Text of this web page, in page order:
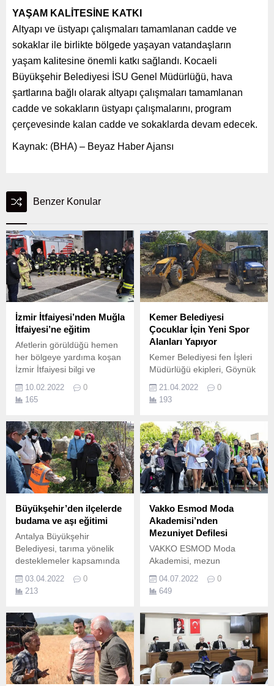
YAŞAM KALİTESİNE KATKI
Altyapı ve üstyapı çalışmaları tamamlanan cadde ve
sokaklar ile birlikte bölgede yaşayan vatandaşların
yaşam kalitesine önemli katkı sağlandı. Kocaeli
Büyükşehir Belediyesi İSU Genel Müdürlüğü, hava
şartlarına bağlı olarak altyapı çalışmaları tamamlanan
cadde ve sokakların üstyapı çalışmalarını, program
çerçevesinde kalan cadde ve sokaklarda devam edecek.
Kaynak: (BHA) – Beyaz Haber Ajansı
Benzer Konular
İzmir İtfaiyesi’nden Muğla
İtfaiyesi’ne eğitim
Afetlerin görüldüğü hemen
her bölgeye yardıma koşan
İzmir İtfaiyesi bilgi ve
tecrübelerini aktarmayı da
sürdürüyor.
10.02.2022
0
165
Kemer Belediyesi
Çocuklar İçin Yeni Spor
Alanları Yapıyor
Kemer Belediyesi fen İşleri
Müdürlüğü ekipleri, Göynük
Mahallesi’ne bağlı
Değirmendere mevkisindeki
futbol, basketbol ve voleybol
çalışmalarına başladı.
21.04.2022
0
193
Büyükşehir’den ilçelerde
budama ve aşı eğitimi
Antalya Büyükşehir
Belediyesi, tarıma yönelik
desteklemeler kapsamında
uygulamalı budama ve aşı
eğitimleri veriyor.
03.04.2022
0
213
Vakko Esmod Moda
Akademisi’nden
Mezuniyet Defilesi
VAKKO ESMOD Moda
Akademisi, mezun
koleksiyonlarının sunulduğu
özel bir organizasyona ev
04.07.2022
0
649